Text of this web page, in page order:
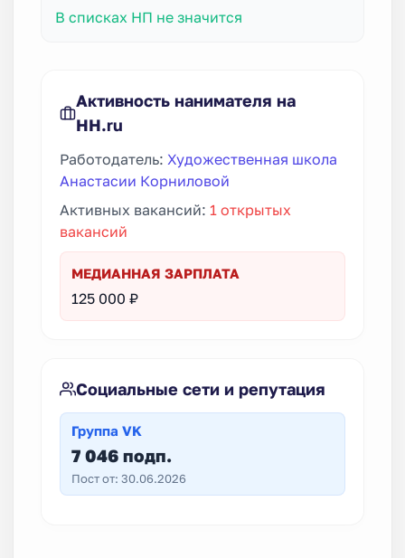
В списках НП не значится
Активность нанимателя на
HH.ru
Работодатель: Художественная школа
Анастасии Корниловой
Активных вакансий: 1 открытых
вакансий
МЕДИАННАЯ ЗАРПЛАТА
125 000 ₽
Социальные сети и репутация
Группа VK
7 046 подп.
Пост от: 30.06.2026